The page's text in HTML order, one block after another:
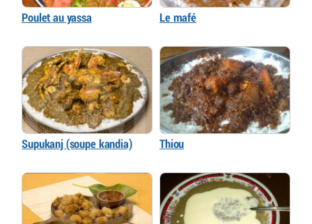
Poulet au yassa Le mafé
Supukanj (soupe kandia) Thiou